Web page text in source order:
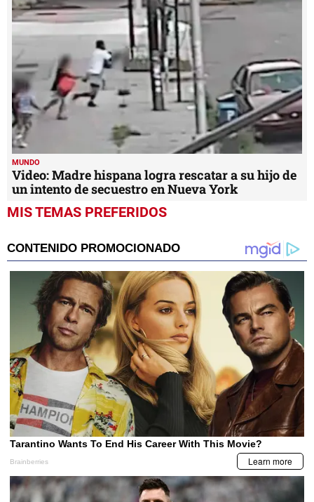
MUNDO
Video: Madre hispana logra rescatar a su hijo de
un intento de secuestro en Nueva York
MIS TEMAS PREFERIDOS